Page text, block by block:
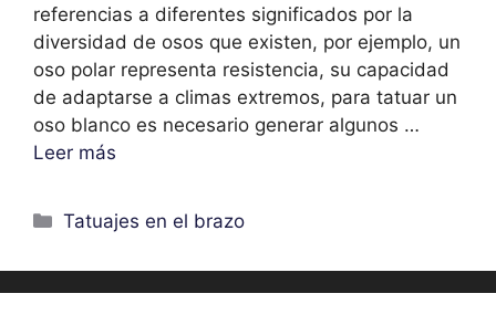
referencias a diferentes significados por la
diversidad de osos que existen, por ejemplo, un
oso polar representa resistencia, su capacidad
de adaptarse a climas extremos, para tatuar un
oso blanco es necesario generar algunos …
Leer más
Categorías
Tatuajes en el brazo